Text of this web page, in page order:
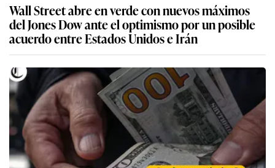
Wall Street abre en verde con nuevos máximos
del Jones Dow ante el optimismo por un posible
acuerdo entre Estados Unidos e Irán